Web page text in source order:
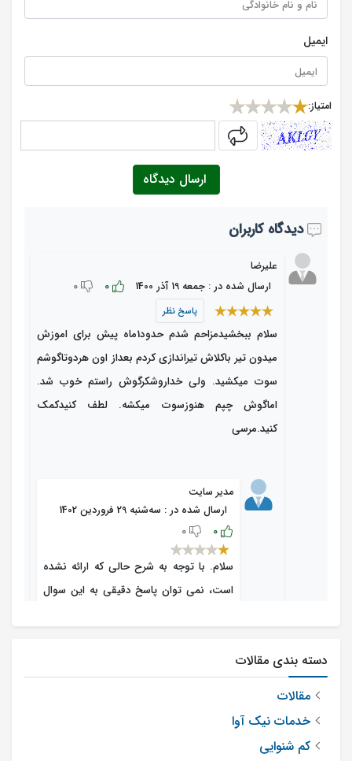
ایمیل
امتیاز:
ارسال دیدگاه
دیدگاه کاربران
علیرضا
ارسال شده در : جمعه 19 آذر 1400
0
0
پاسخ نظر
سلام ببخشیدمزاحم شدم حدود1ماه پیش برای اموزش
میدون تیر باکلاش تیراندازی کردم بعداز اون هردوتاگوشم
سوت میکشید. ولی خداروشکرگوش راستم خوب شد.
اماگوش چپم هنوزسوت میکشه. لطف کنیدکمک
کنید.مرسی
مدیر سایت
ارسال شده در : ﺳﻪشنبه 29 فروردین 1402
0
0
سلام. با توجه به شرح حالی که ارائه نشده
است، نمی توان پاسخ دقیقی به این سوال
دسته بندی مقالات
مقالات
خدمات نیک آوا
کم شنوایی